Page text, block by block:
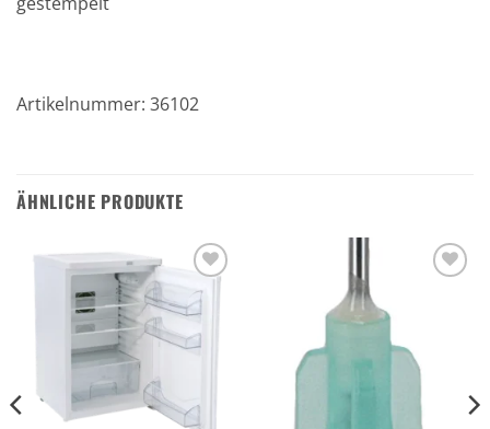
Artikelnummer: 36102
ÄHNLICHE PRODUKTE
Zu den
Favoriten
hinzufügen